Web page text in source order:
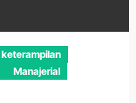
keterampilan
Manajerial